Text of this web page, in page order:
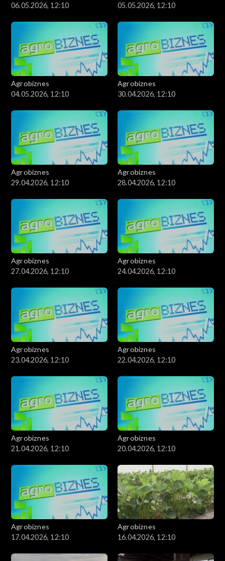
06.05.2026, 12:10
05.05.2026, 12:10
Agrobiznes
04.05.2026, 12:10
Agrobiznes
30.04.2026, 12:10
Agrobiznes
29.04.2026, 12:10
Agrobiznes
28.04.2026, 12:10
Agrobiznes
27.04.2026, 12:10
Agrobiznes
24.04.2026, 12:10
Agrobiznes
23.04.2026, 12:10
Agrobiznes
22.04.2026, 12:10
Agrobiznes
21.04.2026, 12:10
Agrobiznes
20.04.2026, 12:10
Agrobiznes
17.04.2026, 12:10
Agrobiznes
16.04.2026, 12:10